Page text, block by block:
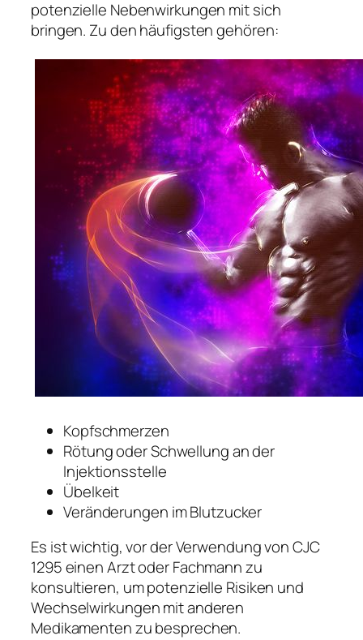
potenzielle Nebenwirkungen mit sich
bringen. Zu den häufigsten gehören:
Kopfschmerzen
Rötung oder Schwellung an der
Injektionsstelle
Übelkeit
Veränderungen im Blutzucker
Es ist wichtig, vor der Verwendung von CJC
1295 einen Arzt oder Fachmann zu
konsultieren, um potenzielle Risiken und
Wechselwirkungen mit anderen
Medikamenten zu besprechen.